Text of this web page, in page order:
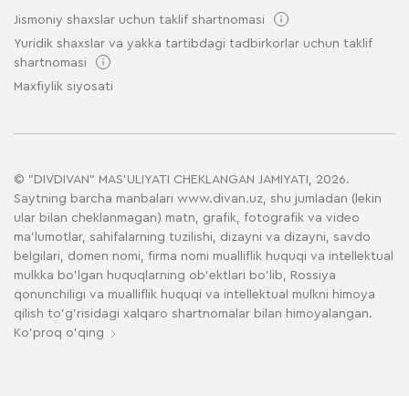
Jismoniy shaxslar uchun taklif shartnomasi
Yuridik shaxslar va yakka tartibdagi tadbirkorlar uchun taklif
shartnomasi
Maxfiylik siyosati
© "DIVDIVAN" MAS'ULIYATI CHEKLANGAN JAMIYATI, 2026.
Saytning barcha manbalari www.divan.uz, shu jumladan (lekin
ular bilan cheklanmagan) matn, grafik, fotografik va video
ma'lumotlar, sahifalarning tuzilishi, dizayni va dizayni, savdo
belgilari, domen nomi, firma nomi mualliflik huquqi va intellektual
mulkka bo'lgan huquqlarning ob'ektlari bo'lib, Rossiya
qonunchiligi va mualliflik huquqi va intellektual mulkni himoya
qilish to'g'risidagi xalqaro shartnomalar bilan himoyalangan.
Ko'proq o'qing